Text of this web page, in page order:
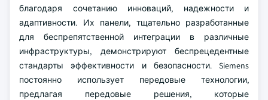
благодаря сочетанию инноваций, надежности и
адаптивности. Их панели, тщательно разработанные
для беспрепятственной интеграции в различные
инфраструктуры, демонстрируют беспрецедентные
стандарты эффективности и безопасности. Siemens
постоянно использует передовые технологии,
предлагая передовые решения, которые